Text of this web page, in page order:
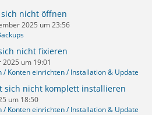
nicht öffnen
2025 um 23:56
nicht fixieren
2025 um 19:01
Konten einrichten / Installation & Update
sich nicht komplett installieren
um 18:50
Konten einrichten / Installation & Update